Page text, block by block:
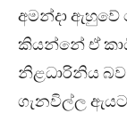
අමන්දා ඇහුවේ
කියන්නේ ඒ
නිළධාරිනිය
ගැනවිල්ල ඇයට